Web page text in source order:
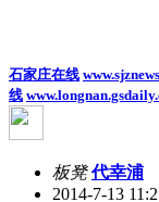
石家庄在线
线
板凳 代幸浦
2014-7-13